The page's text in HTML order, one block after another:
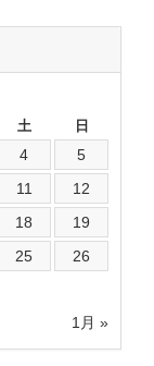
土 日
1月 »
4
5
11
12
18
19
25
26